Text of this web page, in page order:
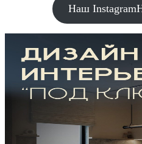
Наш Instagram